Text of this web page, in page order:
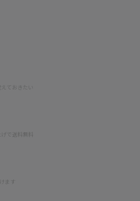
ておきたい
で送料無料
ます